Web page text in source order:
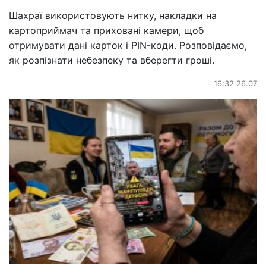
Шахраї використовують нитку, накладки на
картоприймач та приховані камери, щоб
отримувати дані карток і PIN-коди. Розповідаємо,
як розпізнати небезпеку та вберегти гроші.
16:32 26.07